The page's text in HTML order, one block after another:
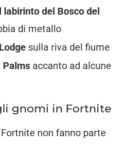
del Bosco del
di metallo
sulla riva del fiume
Palms accanto ad alcune
gnomi in Fortnite
non fanno parte